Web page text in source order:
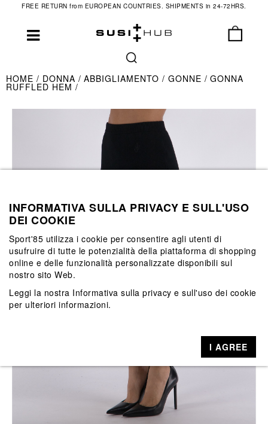
FREE RETURN from EUROPEAN COUNTRIES. SHIPMENTS in 24-72HRS.
HOME DONNA ABBIGLIAMENTO GONNE GONNA
RUFFLED HEM
INFORMATIVA SULLA PRIVACY E SULL'USO
DEI COOKIE
Sport'85 utilizza i cookie per consentire agli utenti di
usufruire di tutte le potenzialità della piattaforma di shopping
online e delle funzionalità personalizzate disponibili sul
nostro sito Web.
Leggi la nostra Informativa sulla privacy e sull'uso dei cookie
per ulteriori informazioni.
I AGREE